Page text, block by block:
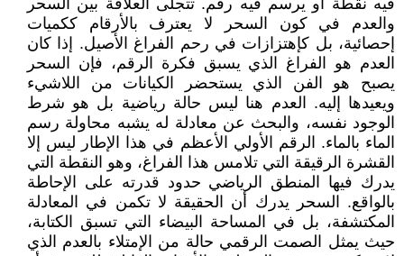
فيه نقطة أو يرسم فيه رقم. تتجلى العلاقة بين السحر
والعدم في كون السحر لا يعترف بالأرقام ككميات
إحصائية، بل كإهتزازات في رحم الفراغ الأصيل. إذا كان
العدم هو الفراغ الذي يسبق فكرة الرقم، فإن السحر
يصبح هو الفن الذي يستحضر الكيانات من اللاشيء
ويعيدها إليه. العدم هنا ليس حالة رياضية بل هو شرط
الوجود نفسه، والبحث عن معادلة له يشبه محاولة رسم
الماء بالماء. الرقم الأولي الأعظم في هذا الإطار ليس إلا
القشرة الرقيقة التي تلامس هذا الفراغ، وهو النقطة التي
يدرك فيها المنطق الرياضي حدود قدرته على الإحاطة
بالواقع. السحر يدرك أن الحقيقة لا تكمن في المعادلة
المكتشفة، بل في المساحة البيضاء التي تسبق الكتابة،
حيث يمثل الصمت الرقمي حالة من الإمتلاء بالعدم الذي